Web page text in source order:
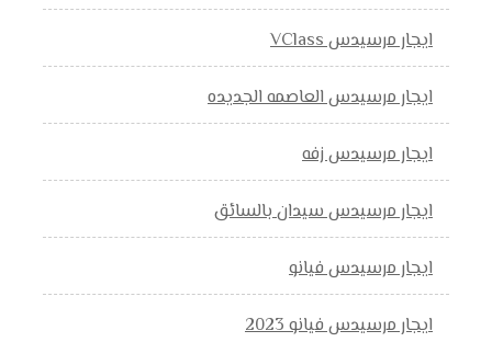
ايجار مرسيدس VClass
ايجار مرسيدس العاصمه الجديده
ايجار مرسيدس زفه
ايجار مرسيدس سيدان بالسائق
ايجار مرسيدس فيانو
ايجار مرسيدس فيانو 2023